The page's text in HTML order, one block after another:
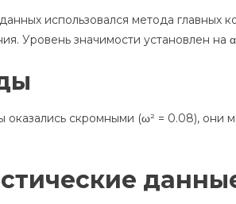
использовался метода главных
Уровень значимости установлен на
оказались скромными (ω² = 0.08), они